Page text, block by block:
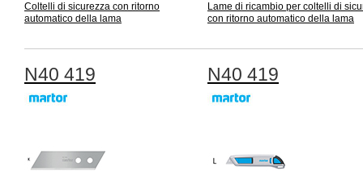
Coltelli di sicurezza con ritorno
automatico della lama
Lame di ricambio per coltelli di
con ritorno automatico della lama
N40 419 N40 419